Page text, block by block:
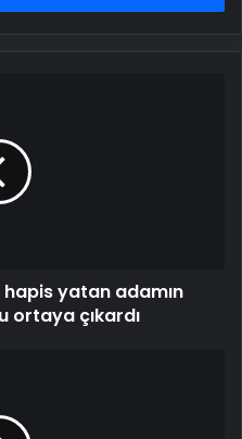
hapis yatan adamın
ortaya çıkardı